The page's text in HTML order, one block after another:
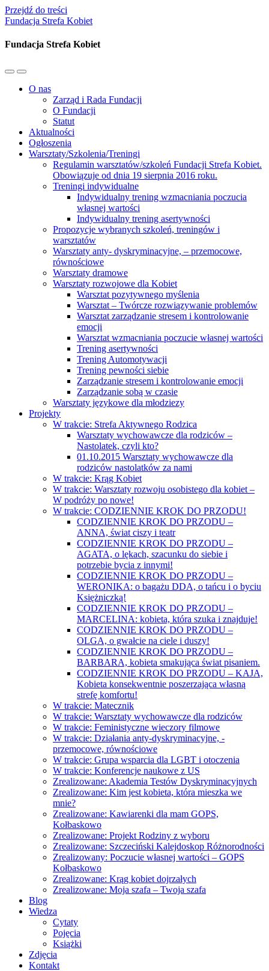
Przejdź do treści
Fundacja Strefa Kobiet
Fundacja Strefa Kobiet
Przełącz
mobilne
Przełącz
pole
wyszukiwania
O nas
Zarząd i Rada Fundacji
O Fundacji
Statut
Aktualności
Ogłoszenia
Warsztaty/Szkolenia/Treningi
Regulamin warsztatów/szkoleń Fundacji Strefa Kobiet.
Obowiązuje od dnia 19 sierpnia 2016 roku.
Treningi indywidualne
Indywidualny trening wzmacniania poczucia
własnej wartości
Indywidualny trening asertywności
Propozycje wybranych szkoleń, treningów i
warsztatów
Warsztaty anty- dyskryminacyjne, – przemocowe,
równościowe
Warsztaty dramowe
Warsztaty rozwojowe dla Kobiet
Warsztat pozytywnego myślenia
Warsztat – Twórcze rozwiązywanie problemów
Warsztat zarządzanie stresem i kontrolowanie
emocji
Warsztat wzmacniania poczucie własnej wartości
Trening asertywności
Trening Automotywacji
Trening pewności siebie
Zarządzanie stresem i kontrolowanie emocji
Zarządzanie sobą w czasie
Warsztaty językowe dla młodziezy
Projekty
W trakcie: Strefa Aktywnego Rodzica
Warsztaty wychowawcze dla rodziców –
Nastolatek, czyli kto?
01.10.2015 Warsztaty wychowawcze dla
rodziców nastolatków za nami
W trakcie: Krąg Kobiet
W trakcie: Warsztaty rozwoju osobistego dla kobiet –
W podróży po nowe!
W trakcie: CODZIENNIE KROK DO PRZODU!
CODZIENNIE KROK DO PRZODU –
ANNA, świat ciszy i teatr
CODZIENNIE KROK DO PRZODU –
AGATA, o lękach, szacunku do siebie i
potrzebie bycia z innymi!
CODZIENNIE KROK DO PRZODU –
WERONIKA: o bagażu DDA, o tańcu i o byciu
Księżniczką!
CODZIENNIE KROK DO PRZODU –
MARCELINA: kobieta, która szuka i znajduje!
CODZIENNIE KROK DO PRZODU –
OLGA, o gwałcie na ciele i duszy!
CODZIENNIE KROK DO PRZODU –
BARBARA, kobieta smakująca świat pisaniem.
CODZIENNIE KROK DO PRZODU – KAJA,
Kobieta konsekwentnie poszerzająca własną
strefę komfortu!
W trakcie: Matecznik
W trakcie: Warsztaty wychowawcze dla rodziców
W trakcie: Feministyczne wieczory filmowe
W trakcie: Działania anty-dyskryminacyjne, -
przemocowe, równościowe
W trakcie: Grupa wsparcia dla LGBT i otoczenia
W trakcie: Konferencje naukowe z US
Zrealizowane: Akademia Testów Dyskryminacyjnych
Zrealizowane: Kim jest kobieta, która mieszka we
mnie?
Zrealizowane: Kawiarenki dla mam GOPS,
Kołbaskowo
Zrealizowane: Projekt Rodziny z wyboru
Zrealizowane: Szczeciński Kalejdoskop Różnorodności
Zrealizowany: Poczucie własnej wartości – GOPS
Kołbaskowo
Zrealizowane: Krąg kobiet dojrzałych
Zrealizowane: Moja szafa – Twoja szafa
Blog
Wiedza
Cytaty
Pojęcia
Książki
Zdjęcia
Kontakt